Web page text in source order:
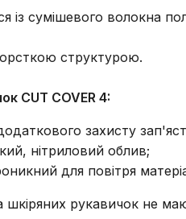
із сумішевого волокна
структурою.
CUT COVER 4:
захисту
нітриловий облив;
для повітря
шкіряних рукавичок не